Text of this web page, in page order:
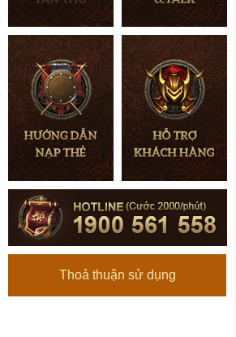
Thoả thuận sử dụng